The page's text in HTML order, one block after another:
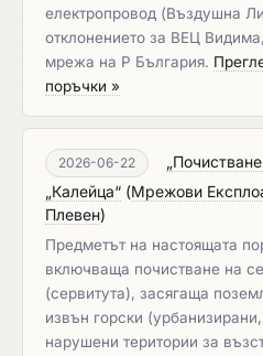
електропровод (Въздушна
отклонението за ВЕЦ
мрежа на Р България.
поръчки »
2026-06-22
„Калейца“ (Мрежови
Плевен)
Предметът на настоящата
включваща почистване на
(сервитута), засягаща
извън горски
нарушени територии за